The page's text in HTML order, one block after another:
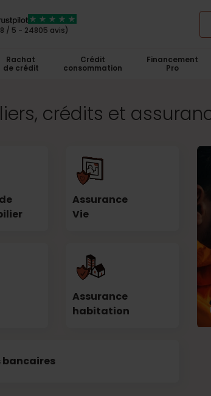
/ 5 - 24805 avis)
Rachat
de crédit
Crédit
consommation
Financement
Pro
crédits et
Assurance
Vie
Assurance
habitation
bancaires